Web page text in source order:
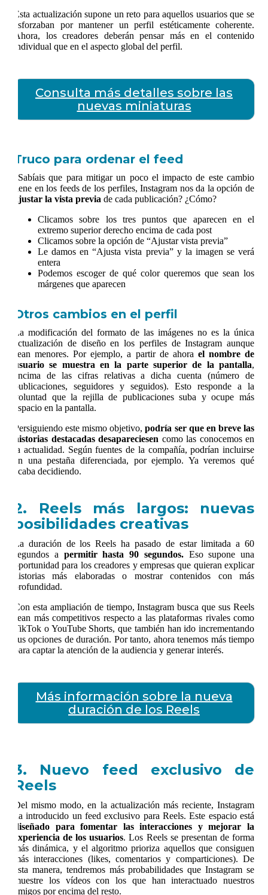
Esta actualización supone un reto para aquellos usuarios que se
esforzaban por mantener un perfil estéticamente coherente.
Ahora, los creadores deberán pensar más en el contenido
individual que en el aspecto global del perfil.
Consulta más detalles sobre las
nuevas miniaturas
Truco para ordenar el feed
¿Sabíais que para mitigar un poco el impacto de este cambio
tiene en los feeds de los perfiles, Instagram nos da la opción de
ajustar la vista previa de cada publicación? ¿Cómo?
Clicamos sobre los tres puntos que aparecen en el
extremo superior derecho encima de cada post
Clicamos sobre la opción de “Ajustar vista previa”
Le damos en “Ajusta vista previa” y la imagen se verá
entera
Podemos escoger de qué color queremos que sean los
márgenes que aparecen
Otros cambios en el perfil
La modificación del formato de las imágenes no es la única
actualización de diseño en los perfiles de Instagram aunque
sean menores. Por ejemplo, a partir de ahora el nombre de
usuario se muestra en la parte superior de la pantalla,
encima de las cifras relativas a dicha cuenta (número de
publicaciones, seguidores y seguidos). Esto responde a la
voluntad que la rejilla de publicaciones suba y ocupe más
espacio en la pantalla.
Persiguiendo este mismo objetivo,podría ser que en breve las
historias destacadas desapareciesen como las conocemos en
la actualidad. Según fuentes de la compañía, podrían incluirse
en una pestaña diferenciada, por ejemplo. Ya veremos qué
acaba decidiendo.
2. Reels más largos: nuevas
posibilidades creativas
La duración de los Reels ha pasado de estar limitada a 60
segundos a permitir hasta 90 segundos.Eso supone una
oportunidad para los creadores y empresas que quieran explicar
historias más elaboradas o mostrar contenidos con más
profundidad.
Con esta ampliación de tiempo, Instagram busca que sus Reels
sean más competitivos respecto a las plataformas rivales como
TikTok o YouTube Shorts, que también han ido incrementando
sus opciones de duración. Por tanto, ahora tenemos más tiempo
para captar la atención de la audiencia y generar interés.
Más información sobre la nueva
duración de los Reels
3. Nuevo feed exclusivo de
Reels
Del mismo modo, en la actualización más reciente, Instagram
ha introducido un feed exclusivo para Reels. Este espacio está
diseñado para fomentar las interacciones y mejorar la
experiencia de los usuarios. Los Reels se presentan de forma
más dinámica, y el algoritmo prioriza aquellos que consiguen
más interacciones (likes, comentarios y comparticiones). De
esta manera, tendremos más probabilidades que Instagram se
muestre los vídeos con los que han interactuado nuestros
amigos por encima del resto.